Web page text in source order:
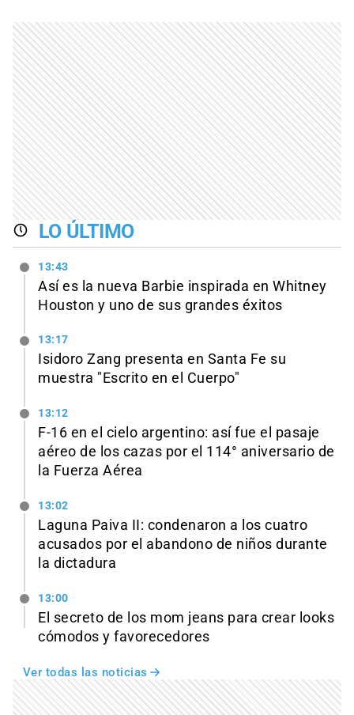
LO ÚLTIMO
13:43
Así es la nueva Barbie inspirada en Whitney
Houston y uno de sus grandes éxitos
13:17
Isidoro Zang presenta en Santa Fe su
muestra "Escrito en el Cuerpo"
13:12
F-16 en el cielo argentino: así fue el pasaje
aéreo de los cazas por el 114° aniversario de
la Fuerza Aérea
13:02
Laguna Paiva II: condenaron a los cuatro
acusados por el abandono de niños durante
la dictadura
13:00
El secreto de los mom jeans para crear looks
cómodos y favorecedores
Ver todas las noticias